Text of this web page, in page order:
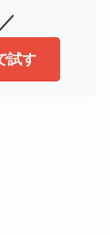
試す